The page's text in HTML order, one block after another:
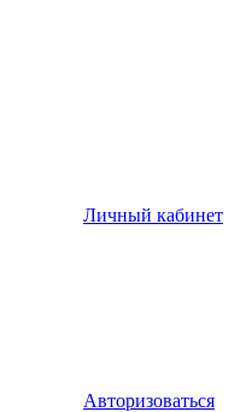
Личный кабинет
Авторизоваться